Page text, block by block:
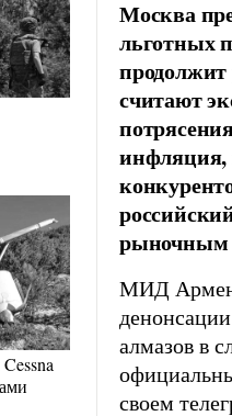
Москва
льготных
продолжит
считают
инфляция,
рыночным
МИД
алмазов в
своем